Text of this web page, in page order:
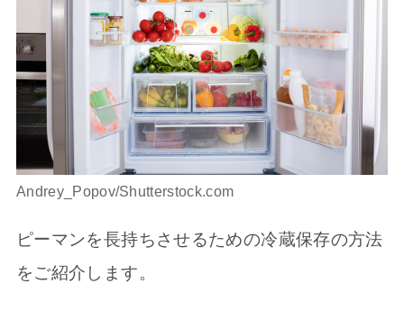
Andrey_Popov/Shutterstock.com
ピーマンを長持ちさせるための冷蔵保存の方法
をご紹介します。